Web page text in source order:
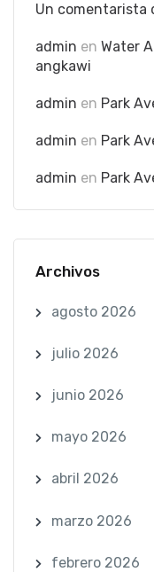
Un comentarista
admin en Water
angkawi
admin en Park
admin en Park
admin en Park
Archivos
agosto 2026
julio 2026
junio 2026
mayo 2026
abril 2026
marzo 2026
febrero 2026